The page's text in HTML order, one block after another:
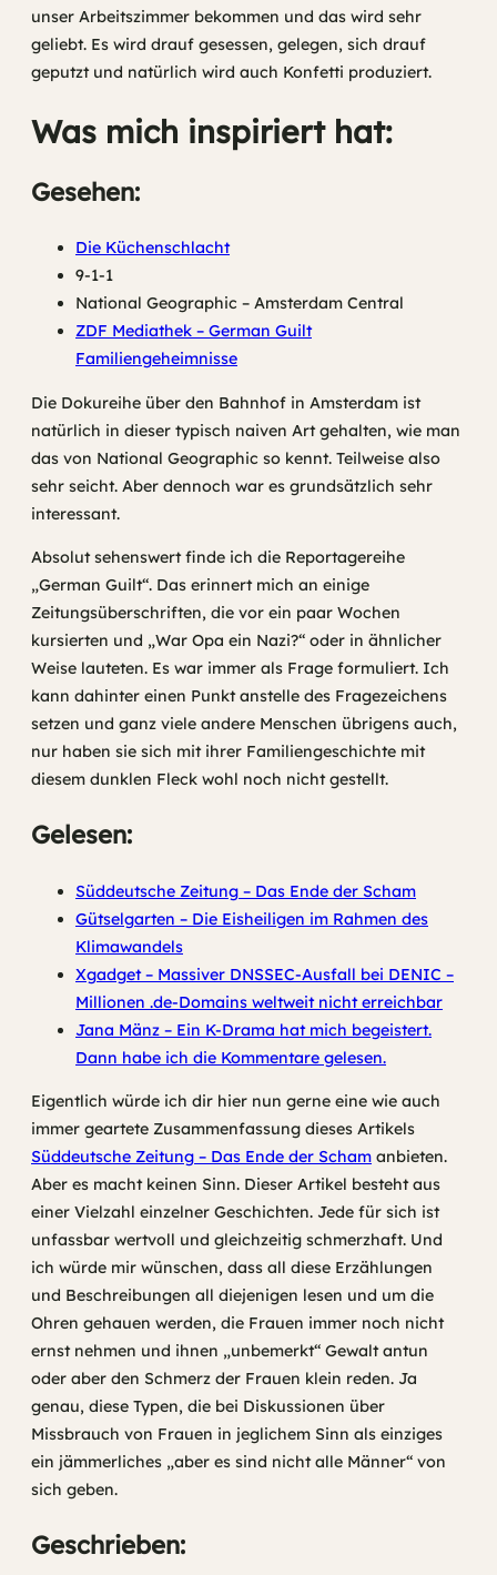
unser Arbeitszimmer bekommen und das wird sehr
geliebt. Es wird drauf gesessen, gelegen, sich drauf
geputzt und natürlich wird auch Konfetti produziert.
Was mich inspiriert hat:
Gesehen:
Die Küchenschlacht
9-1-1
National Geographic – Amsterdam Central
ZDF Mediathek – German Guilt
Familiengeheimnisse
Die Dokureihe über den Bahnhof in Amsterdam ist
natürlich in dieser typisch naiven Art gehalten, wie man
das von National Geographic so kennt. Teilweise also
sehr seicht. Aber dennoch war es grundsätzlich sehr
interessant.
Absolut sehenswert finde ich die Reportagereihe
„German Guilt“. Das erinnert mich an einige
Zeitungsüberschriften, die vor ein paar Wochen
kursierten und „War Opa ein Nazi?“ oder in ähnlicher
Weise lauteten. Es war immer als Frage formuliert. Ich
kann dahinter einen Punkt anstelle des Fragezeichens
setzen und ganz viele andere Menschen übrigens auch,
nur haben sie sich mit ihrer Familiengeschichte mit
diesem dunklen Fleck wohl noch nicht gestellt.
Gelesen:
Süddeutsche Zeitung – Das Ende der Scham
Gütselgarten – Die Eisheiligen im Rahmen des
Klimawandels
Xgadget – Massiver DNSSEC-Ausfall bei DENIC –
Millionen .de-Domains weltweit nicht erreichbar
Jana Mänz – Ein K-Drama hat mich begeistert.
Dann habe ich die Kommentare gelesen.
Eigentlich würde ich dir hier nun gerne eine wie auch
immer geartete Zusammenfassung dieses Artikels
Süddeutsche Zeitung – Das Ende der Scham anbieten.
Aber es macht keinen Sinn. Dieser Artikel besteht aus
einer Vielzahl einzelner Geschichten. Jede für sich ist
unfassbar wertvoll und gleichzeitig schmerzhaft. Und
ich würde mir wünschen, dass all diese Erzählungen
und Beschreibungen all diejenigen lesen und um die
Ohren gehauen werden, die Frauen immer noch nicht
ernst nehmen und ihnen „unbemerkt“ Gewalt antun
oder aber den Schmerz der Frauen klein reden. Ja
genau, diese Typen, die bei Diskussionen über
Missbrauch von Frauen in jeglichem Sinn als einziges
ein jämmerliches „aber es sind nicht alle Männer“ von
sich geben.
Geschrieben: